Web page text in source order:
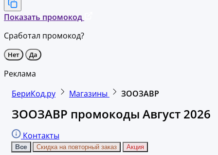
Показать промокод
Сработал промокод?
Нет Да
Реклама
БериКод.ру
Магазины ЗООЗАВР
ЗООЗАВР промокоды Август 2026
Контакты
Все Скидка на повторный заказ Акция